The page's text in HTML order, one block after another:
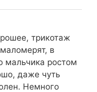
трикотаж
в
мальчика ростом
даже чуть
Немного